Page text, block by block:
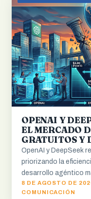
OPENAI Y
EL MERCADO
GRATUITOS Y
OpenAI y DeepSeek
priorizando la
desarrollo agéntico
8 DE AGOSTO DE
COMUNICACIÓN